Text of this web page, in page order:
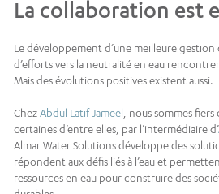
La collaboration est
Le développement d’une meilleure gestion
d’efforts vers la neutralité en eau
Mais des évolutions positives existent aussi.
ChezAbdul Latif Jameel , nous sommes fiers
certaines d’entre elles, par l’intermédiaire d’
Almar Water Solutions développe des
répondent aux défis liés à l’eau et
ressources en eau pour construire des